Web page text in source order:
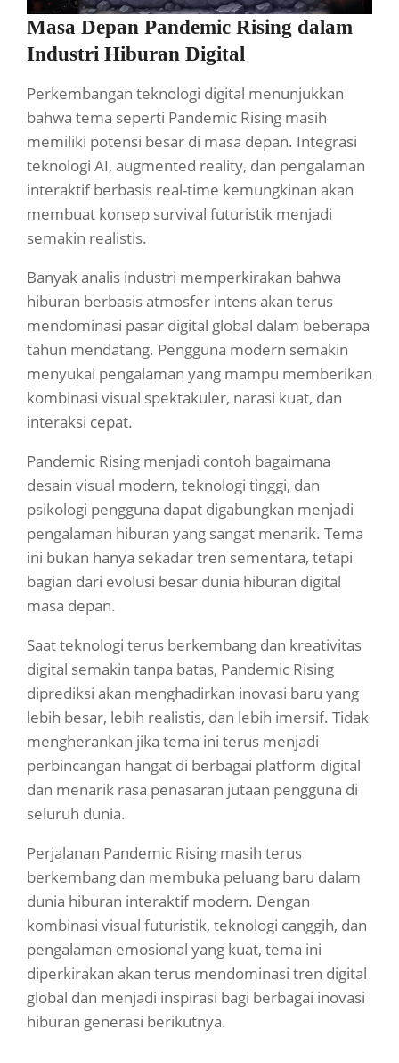
Masa Depan Pandemic Rising dalam
Industri Hiburan Digital
Perkembangan teknologi digital menunjukkan
bahwa tema seperti Pandemic Rising masih
memiliki potensi besar di masa depan. Integrasi
teknologi AI, augmented reality, dan pengalaman
interaktif berbasis real-time kemungkinan akan
membuat konsep survival futuristik menjadi
semakin realistis.
Banyak analis industri memperkirakan bahwa
hiburan berbasis atmosfer intens akan terus
mendominasi pasar digital global dalam beberapa
tahun mendatang. Pengguna modern semakin
menyukai pengalaman yang mampu memberikan
kombinasi visual spektakuler, narasi kuat, dan
interaksi cepat.
Pandemic Rising menjadi contoh bagaimana
desain visual modern, teknologi tinggi, dan
psikologi pengguna dapat digabungkan menjadi
pengalaman hiburan yang sangat menarik. Tema
ini bukan hanya sekadar tren sementara, tetapi
bagian dari evolusi besar dunia hiburan digital
masa depan.
Saat teknologi terus berkembang dan kreativitas
digital semakin tanpa batas, Pandemic Rising
diprediksi akan menghadirkan inovasi baru yang
lebih besar, lebih realistis, dan lebih imersif. Tidak
mengherankan jika tema ini terus menjadi
perbincangan hangat di berbagai platform digital
dan menarik rasa penasaran jutaan pengguna di
seluruh dunia.
Perjalanan Pandemic Rising masih terus
berkembang dan membuka peluang baru dalam
dunia hiburan interaktif modern. Dengan
kombinasi visual futuristik, teknologi canggih, dan
pengalaman emosional yang kuat, tema ini
diperkirakan akan terus mendominasi tren digital
global dan menjadi inspirasi bagi berbagai inovasi
hiburan generasi berikutnya.